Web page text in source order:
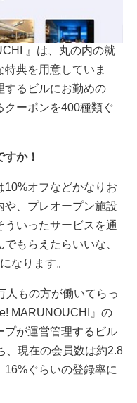
』は、丸の内の就
典を用意していま
するビルにお勤めの
クーポンを400種類ぐ
か！
10%オフなどかなりお
や、プレオープン施設
いったサービスを通
もらえたらいいな、
なります。
もの方が働いてらっ
MARUNOUCHI』の
プが運営管理するビル
、現在の会員数は約2.8
16%ぐらいの登録率に